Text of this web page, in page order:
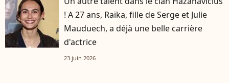
! A 27 ans, Raïka, fille de Serge et Julie
Mauduech, a déjà une belle carrière
d'actrice
23 juin 2026